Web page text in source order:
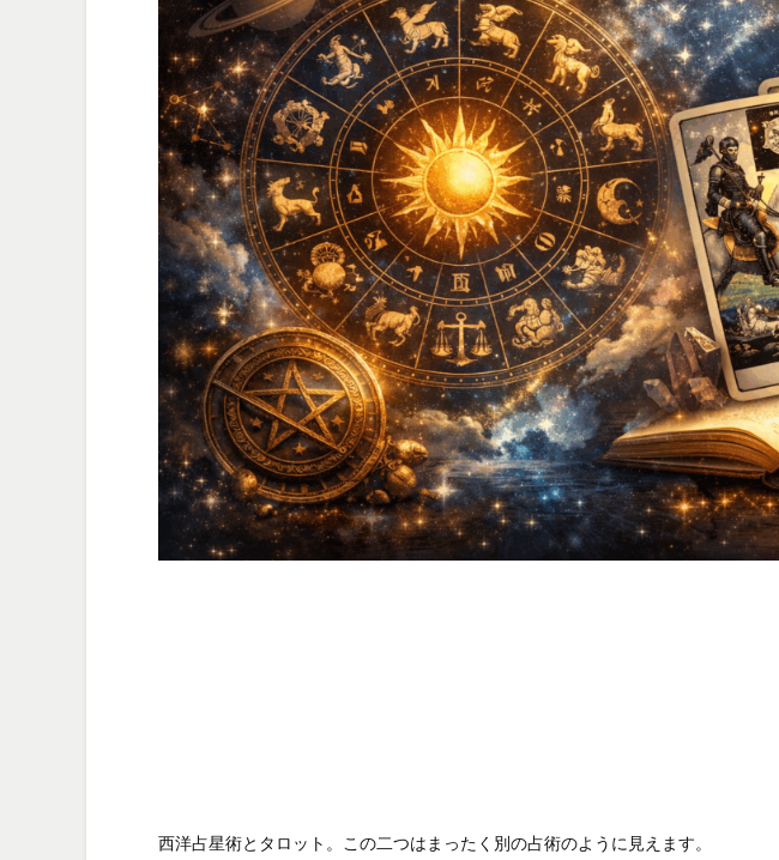
西洋占星術とタロット。この二つはまったく別の占術のように見えます。